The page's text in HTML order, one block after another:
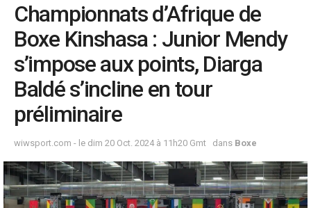
Championnats d’Afrique de
Boxe Kinshasa : Junior Mendy
s’impose aux points, Diarga
Baldé s’incline en tour
préliminaire
wiwsport.com - le dim 20 Oct. 2024 à 11h20 Gmt dans Boxe